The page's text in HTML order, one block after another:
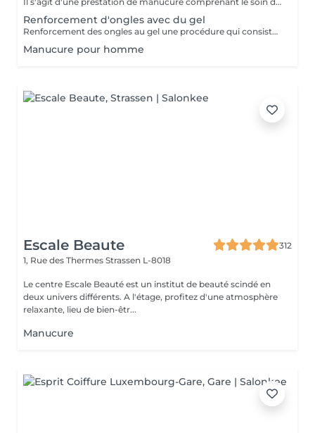
Renforcement d'ongles avec du gel
Renforcement des ongles au gel une procédure qui consiste à appliquer un gel fortifiant sur l'ongle naturel. Il protège contre la casse, lisse la surface et renforce les ongles. Convient à : Ongles fins, cassants et dédoublés Ceux qui veulent renforcer leurs ongles sans extension Prolonger la tenue du vernis Le gel est appliqué en fine couche, sans alourdir l'ongle, et aide à obtenir une longueur saine.
Manucure pour homme
Escale Beaute
312
1, Rue des Thermes Strassen L-8018
Le centre Escale Beauté est un institut de beauté scindé en
deux univers différents. A l'étage, profitez d'une atmosphère
relaxante, lieu de bien-êtr...
Manucure